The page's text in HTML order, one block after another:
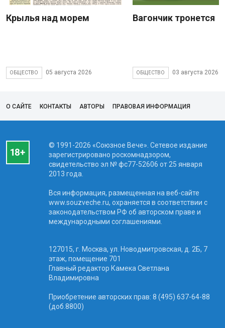
Крылья над морем
ОБЩЕСТВО 05 августа 2026
Вагончик тронется
ОБЩЕСТВО 03 августа 2026
О САЙТЕ КОНТАКТЫ АВТОРЫ ПРАВОВАЯ ИНФОРМАЦИЯ
© 1991-2026 «Союзное Вече». Сетевое издание
зарегистрировано роскомнадзором,
свидетельство эл № фc77-52606 от 25 января
2013 года.
Вся информация, размещенная на веб-сайте
www.souzveche.ru, охраняется в соответствии с
законодательством РФ об авторском праве и
международными соглашениями.
127015, г. Москва, ул. Новодмитровская, д. 2Б, 7
этаж, помещение 701
Главный редактор Камека Светлана
Владимировна
Приобретение авторских прав: 8 (495) 637-64-88
(доб.8800)